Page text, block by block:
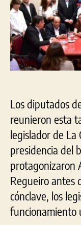
Los diputados
reunieron esta
legislador de La
presidencia del
protagonizaron
Regueiro antes
cónclave, los
funcionamiento